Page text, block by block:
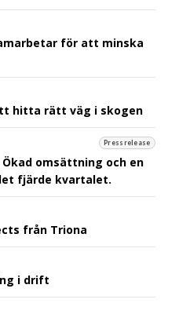
för att minska
hitta rätt väg i skogen
Pressrelease
omsättning och en
fjärde kvartalet.
från Triona
i drift